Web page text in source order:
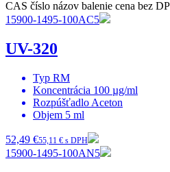
CAS číslo názov balenie cena bez
15900-1495-100AC5
UV-320
Typ RM
Koncentrácia 100 µg/ml
Rozpúšťadlo Aceton
Objem 5 ml
52,49 €55,11 € s DPH
15900-1495-100AN5